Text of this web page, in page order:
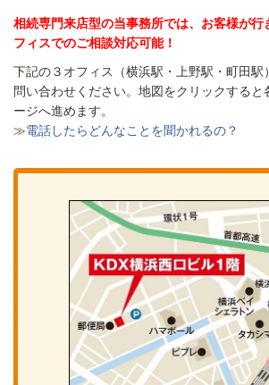
相続専門来店型の当事務所では、お客様が行
フィスでのご相談対応可能！
下記の３オフィス（横浜駅・上野駅・町田駅
問い合わせください。 地図をクリックすると
ージへ進めます。
≫電話したらどんなことを聞かれるの？